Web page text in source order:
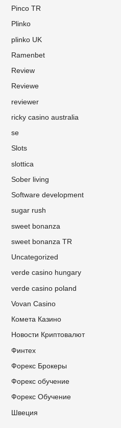
Pinco TR
Plinko
plinko UK
Ramenbet
Review
Reviewe
reviewer
ricky casino australia
se
Slots
slottica
Sober living
Software development
sugar rush
sweet bonanza
sweet bonanza TR
Uncategorized
verde casino hungary
verde casino poland
Vovan Casino
Комета Казино
Новости Криптовалют
Финтех
Форекс Брокеры
Форекс обучение
Форекс Обучение
Швеция